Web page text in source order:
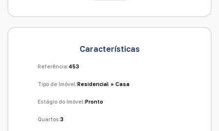
* Área de serviço coberta
* Frente coberta
Casa dos Fundos:
* 1 quarto
* Cozinha
Características
Referência:453
Tipo de Imóvel:Residencial » Casa
Estágio do Imóvel:Pronto
Quartos:3